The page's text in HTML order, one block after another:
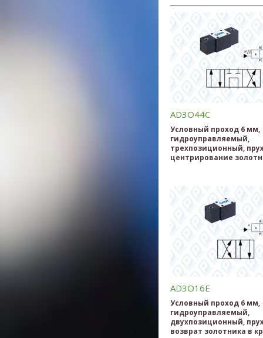
AD3O44C
Условный проход 6 мм,
гидроуправляемый,
трехпозиционный,
центрирование
AD3O16E
Условный проход 6 мм,
гидроуправляемый,
двухпозиционный,
возврат золотника в